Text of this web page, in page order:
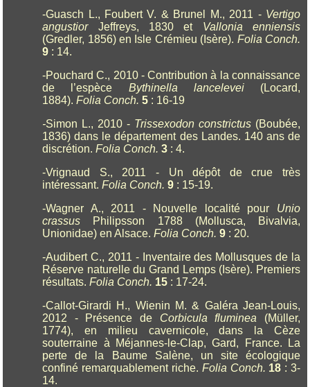
-Guasch L., Foubert V. & Brunel M., 2011 - Vertigo
angustior Jeffreys, 1830 etVallonia enniensis
(Gredler, 1856) en Isle Crémieu (Isère). Folia Conch.
9 : 14.
-Pouchard C., 2010 - Contribution à la connaissance
de l’espèce Bythinella lancelevei(Locard,
1884).Folia Conch. 5 : 16-19
-Simon L., 2010 - Trissexodon constrictus (Boubée,
1836) dans le département des Landes. 140 ans de
discrétion.Folia Conch. 3 : 4.
-Vrignaud S., 2011 - Un dépôt de crue très
intéressant.Folia Conch. 9 : 15-19.
-Wagner A., 2011 - Nouvelle localité pour Unio
crassus Philipsson 1788 (Mollusca, Bivalvia,
Unionidae) en Alsace. Folia Conch. 9 : 20.
-Audibert C., 2011 - Inventaire des Mollusques de la
Réserve naturelle du Grand Lemps (Isère). Premiers
résultats.Folia Conch. 15 : 17-24.
-Callot-Girardi H., Wienin M. & Galéra Jean-Louis,
2012 - Présence de Corbicula fluminea (Müller,
1774), en milieu cavernicole, dans la Cèze
souterraine à Méjannes-le-Clap, Gard, France. La
perte de la Baume Salène, un site écologique
confiné remarquablement riche. Folia Conch. 18 : 3-
14.